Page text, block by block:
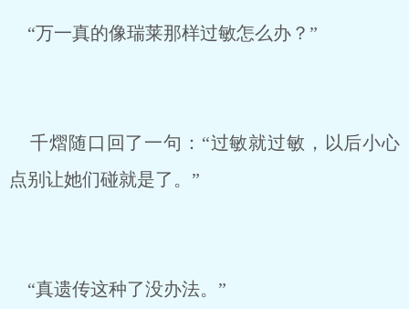
“万一真的像瑞莱那样过敏怎么办？”
千熠随口回了一句：“过敏就过敏，以后小心
点别让她们碰就是了。”
“真遗传这种了没办法。”